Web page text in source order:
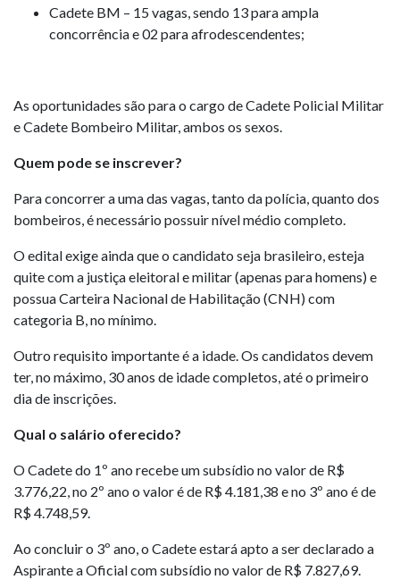
Cadete BM – 15 vagas, sendo 13 para ampla
concorrência e 02 para afrodescendentes;
As oportunidades são para o cargo de Cadete Policial Militar
e Cadete Bombeiro Militar, ambos os sexos.
Quem pode se inscrever?
Para concorrer a uma das vagas, tanto da polícia, quanto dos
bombeiros, é necessário possuir nível médio completo.
O edital exige ainda que o candidato seja brasileiro, esteja
quite com a justiça eleitoral e militar (apenas para homens) e
possua Carteira Nacional de Habilitação (CNH) com
categoria B, no mínimo.
Outro requisito importante é a idade. Os candidatos devem
ter, no máximo, 30 anos de idade completos, até o primeiro
dia de inscrições.
Qual o salário oferecido?
O Cadete do 1º ano recebe um subsídio no valor de R$
3.776,22, no 2º ano o valor é de R$ 4.181,38 e no 3º ano é de
R$ 4.748,59.
Ao concluir o 3º ano, o Cadete estará apto a ser declarado a
Aspirante a Oficial com subsídio no valor de R$ 7.827,69.